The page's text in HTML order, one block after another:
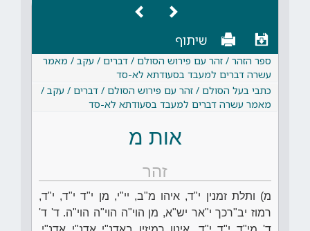
שיתוף
ספר הזהר / זהר עם פירוש הסולם / דברים / עקב / מאמר
עשרה דברים למעבד בסעודתא לא-סד
כתבי בעל הסולם / זהר עם פירוש הסולם / דברים / עקב /
מאמר עשרה דברים למעבד בסעודתא לא-סד
אות מ
זהר
מ) ותלת זמנין י"ד, איהו מ"ב, יי"י, מן י"ד י"ד, י"ד,
רמוז יב"רכך י"אר יש"א, מן הוי"ה הוי"ה הוי"ה. ד' ד'